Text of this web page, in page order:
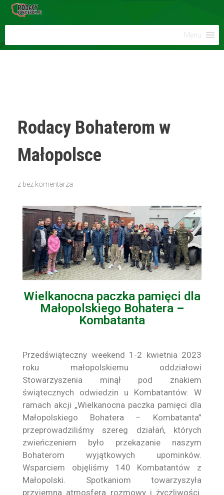
Menu
Rodacy Bohaterom w
Małopolsce
z bez komentarza
Wielkanocna paczka pamięci dla
Małopolskiego Bohatera –
Kombatanta
Przedświąteczny weekend 1-2 kwietnia 2023
roku małopolskiemu oddziałowi
Stowarzyszenia minął pod znakiem
świątecznych odwiedzin u Kombatantów. W
ramach akcji „Wielkanocna paczka pamięci dla
Małopolskiego Bohatera – Kombatanta”
przeprowadziliśmy szereg działań, których
zwieńczeniem było przekazanie naszym
Bohaterom wyjątkowych upominków.
Wsparciem objęliśmy 140 Kombatantów z
Małopolski. Spotkaniom towarzyszyła
przyjemna atmosfera rozmowy i życzliwości.